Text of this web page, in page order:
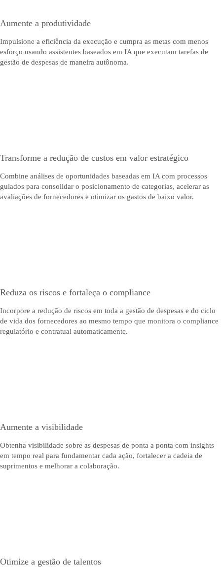
Aumente a produtividade
Impulsione a eficiência da execução e cumpra as metas com menos
esforço usando assistentes baseados em IA que executam tarefas de
gestão de despesas de maneira autônoma.
Transforme a redução de custos em valor estratégico
Combine análises de oportunidades baseadas em IA com processos
guiados para consolidar o posicionamento de categorias, acelerar as
avaliações de fornecedores e otimizar os gastos de baixo valor.
Reduza os riscos e fortaleça o compliance
Incorpore a redução de riscos em toda a gestão de despesas e do ciclo
de vida dos fornecedores ao mesmo tempo que monitora o compliance
regulatório e contratual automaticamente.
Aumente a visibilidade
Obtenha visibilidade sobre as despesas de ponta a ponta com insights
em tempo real para fundamentar cada ação, fortalecer a cadeia de
suprimentos e melhorar a colaboração.
Otimize a gestão de talentos